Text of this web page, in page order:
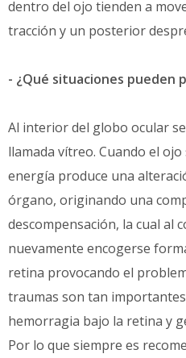
dentro del ojo tienden a
tracción y un posterior
- ¿Qué situaciones pueden
Al interior del globo ocular
llamada vítreo. Cuando el
energía produce una
órgano, originando una
descompensación, la cual al
nuevamente encogerse
retina provocando el
traumas son tan
hemorragia bajo la retina y
Por lo que siempre es